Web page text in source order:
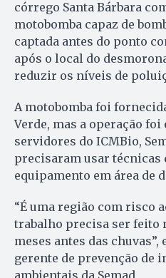
córrego Santa Bárbara
motobomba capaz de
captada antes do ponto
após o local do
reduzir os níveis de
A motobomba foi
Verde, mas a operação foi
servidores do ICMBio,
precisaram usar técnicas
equipamento em área de
“É uma região com risco
trabalho precisa ser feito
meses antes das
gerente de prevenção de